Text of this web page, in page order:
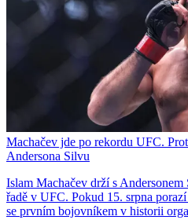
Machačev jde po rekordu UFC.
Andersona Silvu
Islam Machačev drží s
řadě v UFC. Pokud 15. srpna
se prvním bojovníkem v historii